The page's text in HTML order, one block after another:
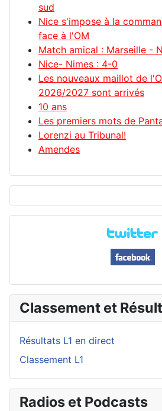
sud
Nice s'impose à la
face à l'OM
Match amical : Marseille -
Nice- Nimes : 4-0
Les nouveaux maillot de
2026/2027 sont arrivés
10 ans
Les premiers mots de
Lorenzi au Tribunal!
Amendes
Classement et
Résultats L1 en direct
Classement L1
Radios et Podcasts